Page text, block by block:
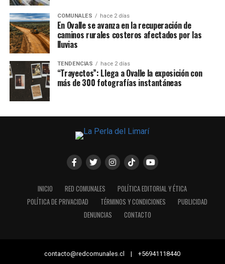
COMUNALES hace 2 días
En Ovalle se avanza en la recuperación de
caminos rurales costeros afectados por las
lluvias
TENDENCIAS hace 2 días
“Trayectos”: Llega a Ovalle la exposición con
más de 300 fotografías instantáneas
INICIO RED COMUNALES
POLÍTICA EDITORIAL Y ÉTICA
POLÍTICA DE PRIVACIDAD
TÉRMINOS Y CONDICIONES
PUBLICIDAD
DENUNCIAS
CONTACTO
contacto@redcomunales.cl | +56941118440